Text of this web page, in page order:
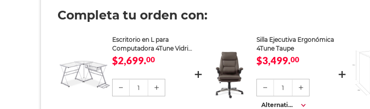
Completa tu orden con:
Escritorio en L para
Computadora 4Tune Vidrio
Translúcido
$2,699.00
1
Silla Ejecutiva Ergonómica
4Tune Taupe
$3,499.00
1
Alternativa